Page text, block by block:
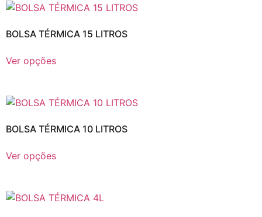
BOLSA TÉRMICA 15 LITROS
Ver opções
BOLSA TÉRMICA 10 LITROS
Ver opções